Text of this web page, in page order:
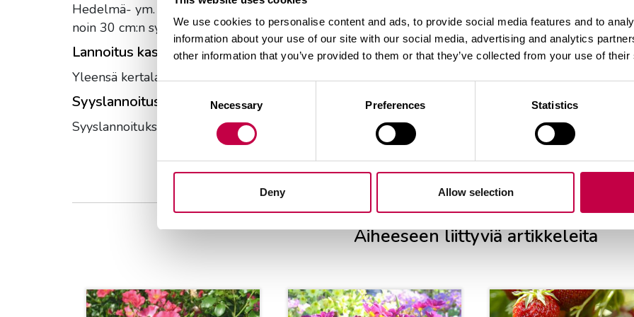
We use cookies to personalise content and ads, to provide social media features and to
information about your use of our site with our social media, advertising and analytics
other information that you’ve provided to them or that they’ve collected from your use of
Selection
Necessary Preferences Statistics
Deny Allow selection
Hedelmä- ym. puille lannoitus on varsinkin nurmipintaisilla alueilla parasta antaa ns.
noin 30 cm:n syvyisiä reikiä, jotka täytät Hevonkakkalannoitteella.
Lannoitus kasvukaudella:
Yleensä kertalannoitus keväällä riittää, mutta runsaasti ravinteita vaativille kasveille
Syyslannoitus:
Syyslannoitukseen suosittelemme Syksyn PK-lannoitettaelo-syyskuun aikana.
Aiheeseen liittyviä artikkeleita